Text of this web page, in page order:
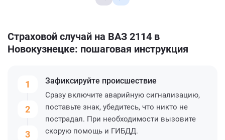
Страховой случай на ВАЗ 2114 в
Новокузнецке: пошаговая инструкция
1
2
3
Зафиксируйте происшествие
Сразу включите аварийную сигнализацию,
поставьте знак, убедитесь, что никто не
пострадал. При необходимости вызовите
скорую помощь и ГИБДД.